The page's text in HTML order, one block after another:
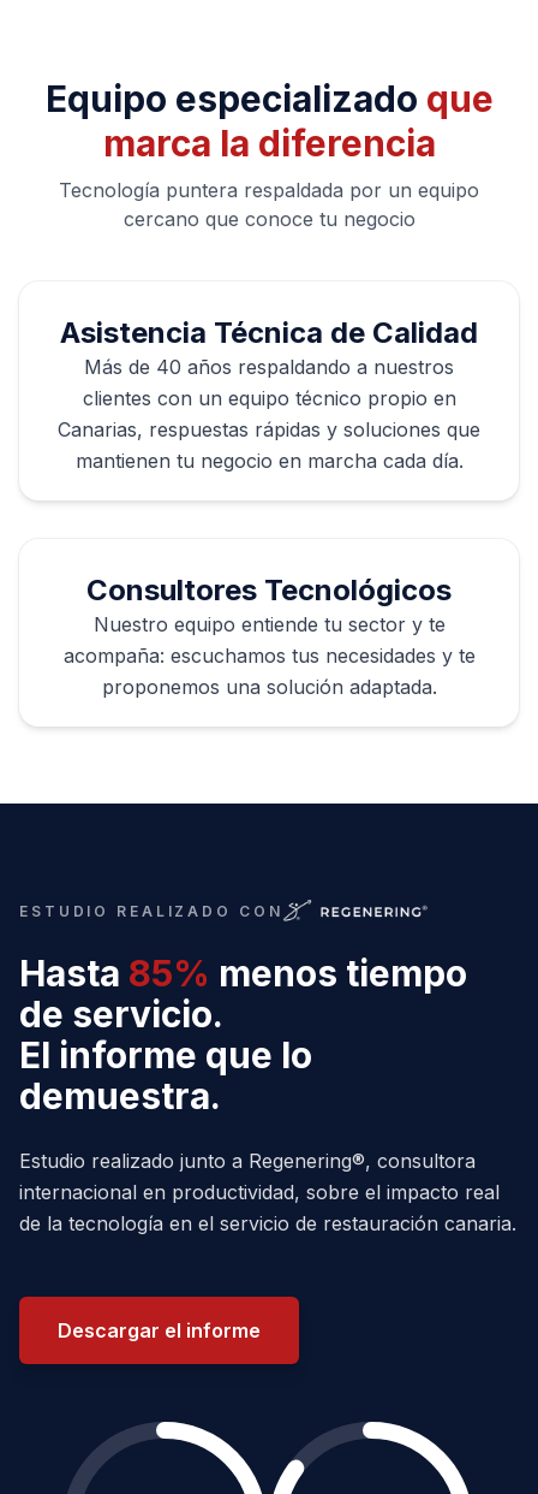
Equipo especializado que
marca la diferencia
Tecnología puntera respaldada por un equipo
cercano que conoce tu negocio
Asistencia Técnica de Calidad
Más de 40 años respaldando a nuestros
clientes con un equipo técnico propio en
Canarias, respuestas rápidas y soluciones que
mantienen tu negocio en marcha cada día.
Consultores Tecnológicos
Nuestro equipo entiende tu sector y te
acompaña: escuchamos tus necesidades y te
proponemos una solución adaptada.
ESTUDIO REALIZADO CON
Hasta 85% menos tiempo
de servicio.
El informe que lo
demuestra.
Estudio realizado junto a Regenering®, consultora
internacional en productividad, sobre el impacto real
de la tecnología en el servicio de restauración canaria.
Descargar el informe